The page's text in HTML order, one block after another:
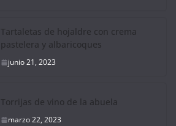
Tartaletas de hojaldre con crema
pastelera y albaricoques
junio 21, 2023
Torrijas de vino de la abuela
marzo 22, 2023